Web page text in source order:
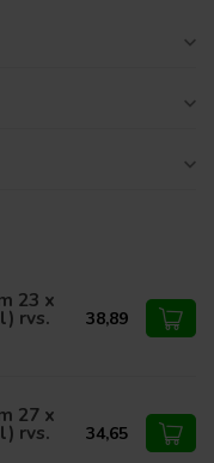
23 x
rvs. 38,89
27 x
rvs. 34,65